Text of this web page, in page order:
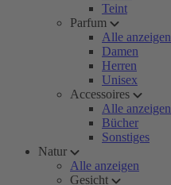
Teint
Parfum
Alle anzeigen
Damen
Herren
Unisex
Accessoires
Alle anzeigen
Bücher
Sonstiges
Natur
Alle anzeigen
Gesicht